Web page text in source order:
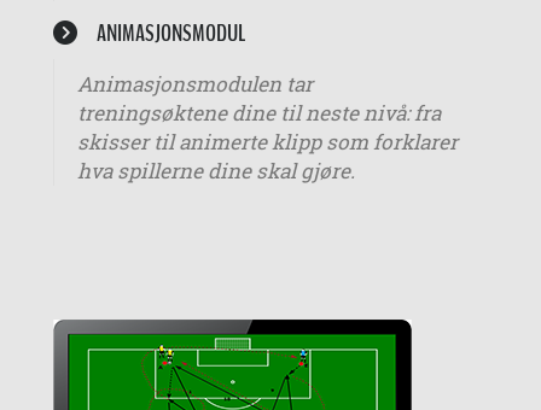
ANIMASJONSMODUL
Animasjonsmodulen tar
treningsøktene dine til neste nivå: fra
skisser til animerte klipp som forklarer
hva spillerne dine skal gjøre.